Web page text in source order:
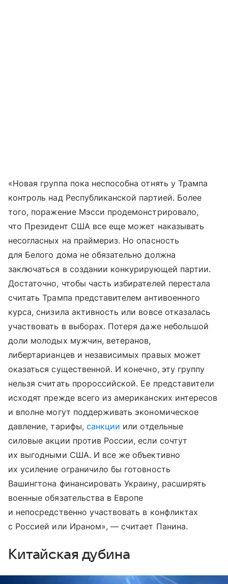
«Новая группа пока неспособна отнять у Трампа
контроль над Республиканской партией. Более
того, поражение Мэсси продемонстрировало,
что Президент США все еще может наказывать
несогласных на праймериз. Но опасность
для Белого дома не обязательно должна
заключаться в создании конкурирующей партии.
Достаточно, чтобы часть избирателей перестала
считать Трампа представителем антивоенного
курса, снизила активность или вовсе отказалась
участвовать в выборах. Потеря даже небольшой
доли молодых мужчин, ветеранов,
либертарианцев и независимых правых может
оказаться существенной. И конечно, эту группу
нельзя считать пророссийской. Ее представители
исходят прежде всего из американских интересов
и вполне могут поддерживать экономическое
давление, тарифы, санкции или отдельные
силовые акции против России, если сочтут
их выгодными США. И все же объективно
их усиление ограничило бы готовность
Вашингтона финансировать Украину, расширять
военные обязательства в Европе
и непосредственно участвовать в конфликтах
с Россией или Ираном», — считает Панина.
Китайская дубина